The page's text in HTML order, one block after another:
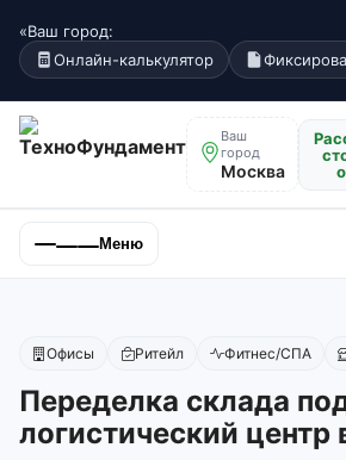
«Ваш город:
Онлайн-калькулятор
Ваш
город
Москва
Меню
Офисы Ритейл Фитнес/СПА
Переделка склада
логистический